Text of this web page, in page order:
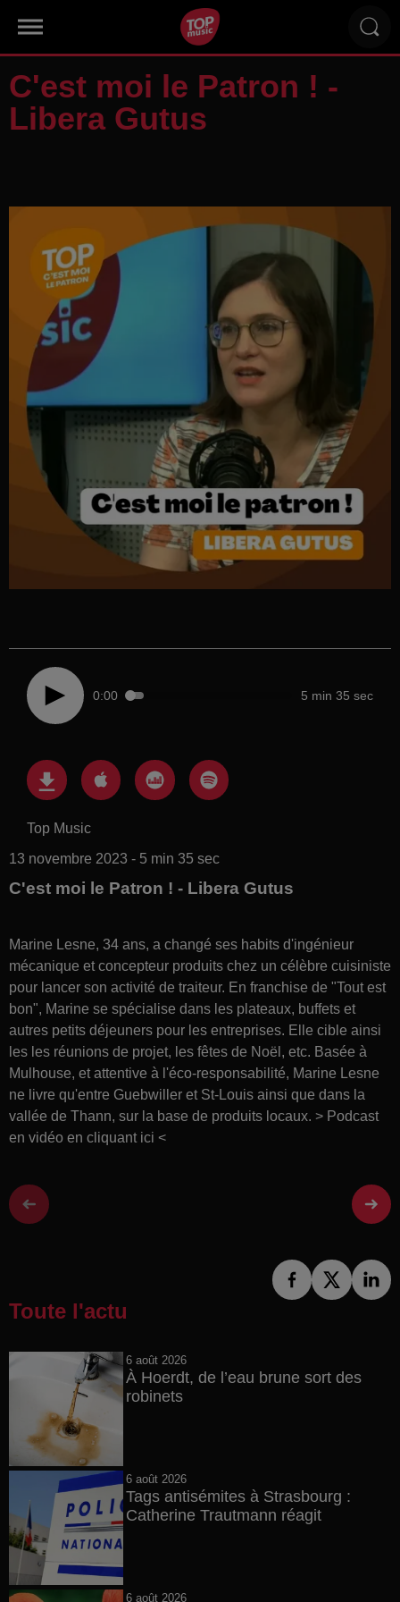
C'est moi le Patron ! -
Libera Gutus
0:00 5 min 35 sec
Top Music
13 novembre 2023 - 5 min 35 sec
C'est moi le Patron ! - Libera Gutus
Marine Lesne, 34 ans, a changé ses habits d'ingénieur
mécanique et concepteur produits chez un célèbre cuisiniste
pour lancer son activité de traiteur. En franchise de "Tout est
bon", Marine se spécialise dans les plateaux, buffets et
autres petits déjeuners pour les entreprises. Elle cible ainsi
les les réunions de projet, les fêtes de Noël, etc. Basée à
Mulhouse, et attentive à l'éco-responsabilité, Marine Lesne
ne livre qu'entre Guebwiller et St-Louis ainsi que dans la
vallée de Thann, sur la base de produits locaux. > Podcast
en vidéo en cliquant ici <
Toute l'actu
6 août 2026
À Hoerdt, de l’eau brune sort des
robinets
6 août 2026
Tags antisémites à Strasbourg :
Catherine Trautmann réagit
6 août 2026